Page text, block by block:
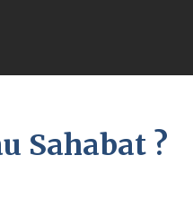
Sahabat ?